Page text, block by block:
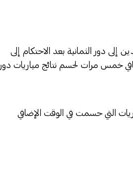
جديدين إلى دور الثمانية بعد الاحتكام إلى
خمس مرات لحسم نتائج مباريات دور
عدد المباريات التي حسمت في الوقت الإضافي